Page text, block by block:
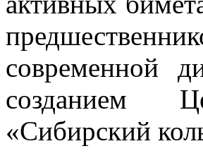
современной
созданием
«Сибирский